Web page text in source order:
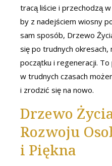
tracą liście i przechodzą
by z nadejściem wiosny
sam sposób, Drzewo
się po trudnych
początku i regeneracji.
w trudnych czasach
i zrodzić się na nowo.
Drzewo
Rozwoju
i Piękna